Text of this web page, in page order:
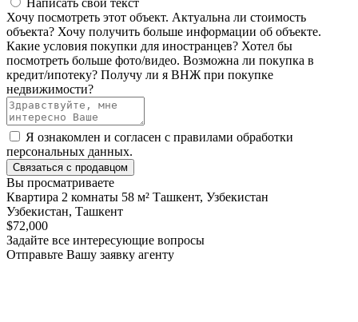
Написать свой текст
Хочу посмотреть этот объект. Актуальна ли стоимость
объекта? Хочу получить больше информации об объекте.
Какие условия покупки для иностранцев? Хотел бы
посмотреть больше фото/видео. Возможна ли покупка в
кредит/ипотеку? Получу ли я ВНЖ при покупке
недвижимости?
Я ознакомлен и согласен с правилами обработки
персональных данных.
Связаться с продавцом
Вы просматриваете
Квартира 2 комнаты 58 м² Ташкент, Узбекистан
Узбекистан, Ташкент
$72,000
Задайте все интересующие вопросы
Отправьте Вашу заявку агенту